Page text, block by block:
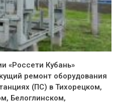
«Россети Кубань»
ремонт оборудования
(ПС) в Тихорецком,
Белоглинском,